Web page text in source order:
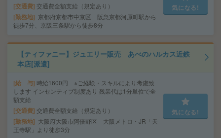
交通費 交通費全額支給（規定あり）
勤務地
京都府京都市中京区 阪急京都河原町駅から
徒歩7分、京阪三条駅から徒歩8分
気になる!
【ティファニー】ジュエリー販売 あべのハルカス近鉄
本店[派遣]
給 与 時給1600円 ※ご経験・スキルにより考慮致
します インセンティブ制度あり 残業代は1分単位で全
額支給
交通費 交通費全額支給（規定あり）
勤務地
大阪府大阪市阿倍野区 大阪メトロ・JR「天
王寺駅」より徒歩3分
気になる!